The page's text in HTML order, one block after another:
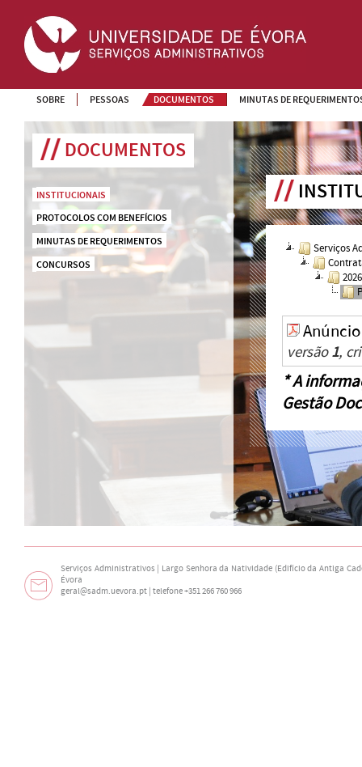
SOBRE PESSOAS DOCUMENTOS MINUTAS DE
DOCUMENTOS
INSTITUCIONAIS
PROTOCOLOS COM BENEFÍCIOS
MINUTAS DE REQUERIMENTOS
CONCURSOS
Serviços
2026
versão1,
* A
Gestão
Serviços Administrativos | Largo Senhora da Natividade (Edifício da Antiga
Évora
geral@sadm.uevora.pt | telefone +351 266 760 966